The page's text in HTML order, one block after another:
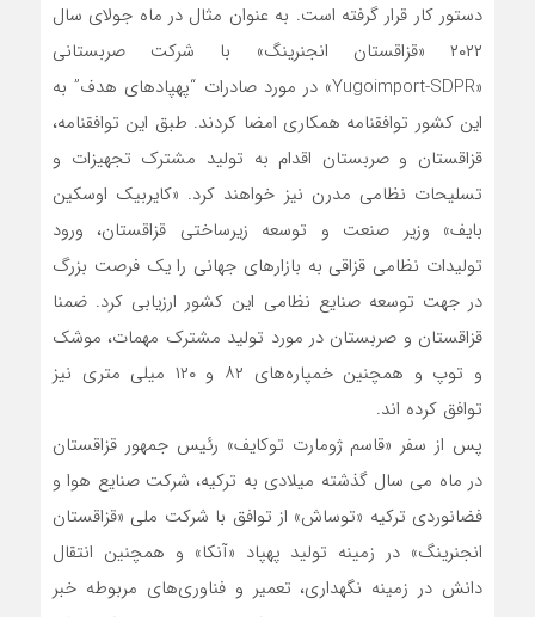
دستور کار قرار گرفته است. به عنوان مثال در ماه جولای سال
۲۰۲۲ «قزاقستان انجنرینگ» با شرکت صربستانی
«Yugoimport-SDPR» در مورد صادرات “پهپادهای هدف” به
این کشور توافقنامه همکاری امضا کردند. طبق این توافقنامه،
قزاقستان و صربستان اقدام به تولید مشترک تجهیزات و
تسلیحات نظامی مدرن نیز خواهند کرد. «کایربیک اوسکین
بایف» وزیر صنعت و توسعه زیرساختی قزاقستان، ورود
تولیدات نظامی قزاقی به بازارهای جهانی را یک فرصت بزرگ
در جهت توسعه صنایع نظامی این کشور ارزیابی کرد. ضمنا
قزاقستان و صربستان در مورد تولید مشترک مهمات، موشک
و توپ و همچنین خمپاره‌های ۸۲ و ۱۲۰ میلی متری نیز
توافق کرده اند.
پس از سفر «قاسم ژومارت توکایف» رئیس جمهور قزاقستان
در ماه می سال گذشته میلادی به ترکیه، شرکت صنایع هوا و
فضانوردی ترکیه «توساش» از توافق با شرکت ملی «قزاقستان
انجنرینگ» در زمینه تولید پهپاد «آنکا» و همچنین انتقال
دانش در زمینه نگهداری، تعمیر و فناوری‌های مربوطه خبر